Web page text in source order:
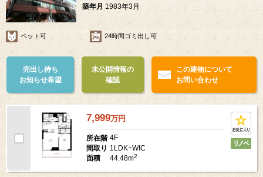
築年月 1983年3月
ペット可 24時間ゴミ出し可
売出し待ち
お知らせ希望
未公開情報の
確認
この建物について
お問い合わせ
7,999万円
所在階 4F
間取り 1LDK+WIC
面積
44.48m2